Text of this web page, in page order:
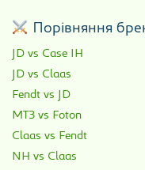
Порівняння
JD vs Case IH
JD vs Claas
Fendt vs JD
МТЗ vs Foton
Claas vs Fendt
NH vs Claas